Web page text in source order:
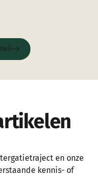
Stuur e-mail
en onze
kennis- of